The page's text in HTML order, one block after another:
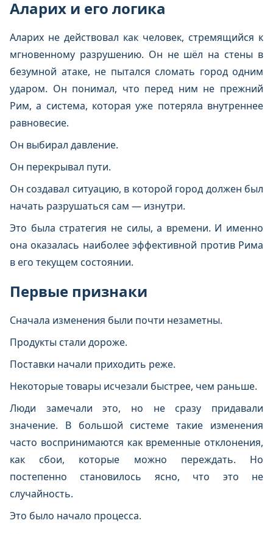
Аларих и его логика
Аларих не действовал как человек, стремящийся к
мгновенному разрушению. Он не шёл на стены в
безумной атаке, не пытался сломать город одним
ударом. Он понимал, что перед ним не прежний
Рим, а система, которая уже потеряла внутреннее
равновесие.
Он выбирал давление.
Он перекрывал пути.
Он создавал ситуацию, в которой город должен был
начать разрушаться сам — изнутри.
Это была стратегия не силы, а времени. И именно
она оказалась наиболее эффективной против Рима
в его текущем состоянии.
Первые признаки
Сначала изменения были почти незаметны.
Продукты стали дороже.
Поставки начали приходить реже.
Некоторые товары исчезали быстрее, чем раньше.
Люди замечали это, но не сразу придавали
значение. В большой системе такие изменения
часто воспринимаются как временные отклонения,
как сбои, которые можно переждать. Но
постепенно становилось ясно, что это не
случайность.
Это было начало процесса.